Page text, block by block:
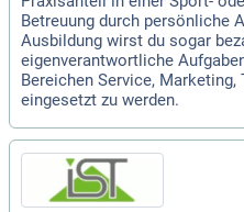
Betreuung durch persönliche
Ausbildung wirst du sogar
eigenverantwortliche
Bereichen Service,
eingesetzt zu werden.